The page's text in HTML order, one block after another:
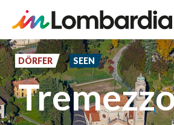
Direkt
zum
Inhalt
DÖRFER SEEN